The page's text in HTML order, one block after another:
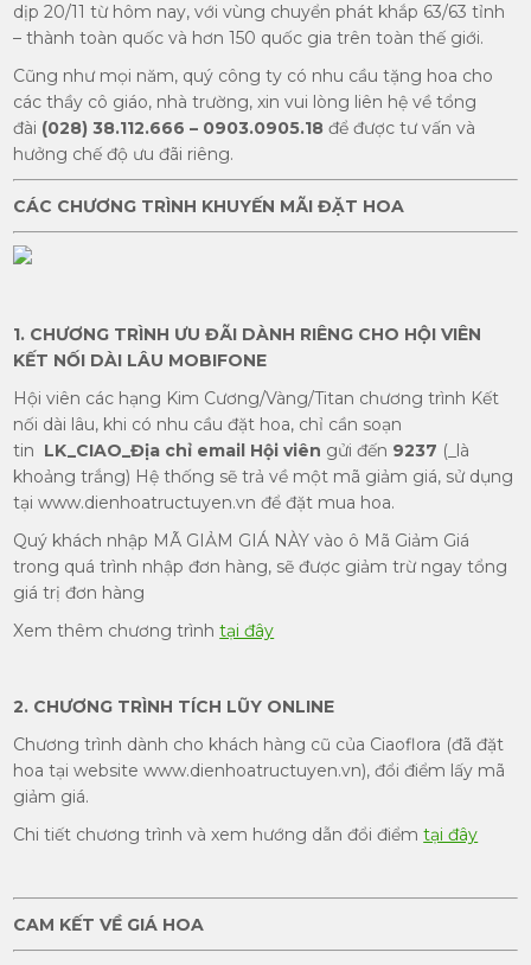
dịp 20/11 từ hôm nay, với vùng chuyển phát khắp 63/63 tỉnh
– thành toàn quốc và hơn 150 quốc gia trên toàn thế giới.
Cũng như mọi năm, quý công ty có nhu cầu tặng hoa cho
các thầy cô giáo, nhà trường, xin vui lòng liên hệ về tổng
đài (028) 38.112.666 – 0903.0905.18để được tư vấn và
hưởng chế độ ưu đãi riêng.
CÁC CHƯƠNG TRÌNH KHUYẾN MÃI ĐẶT HOA
1. CHƯƠNG TRÌNH ƯU ĐÃI DÀNH RIÊNG CHO HỘI VIÊN
KẾT NỐI DÀI LÂU MOBIFONE
Hội viên các hạng Kim Cương/Vàng/Titan chương trình Kết
nối dài lâu, khi có nhu cầu đặt hoa, chỉ cần soạn
tin LK_CIAO_Địa chỉ email Hội viên gửi đến 9237 (_là
khoảng trắng) Hệ thống sẽ trả về một mã giảm giá, sử dụng
tại www.dienhoatructuyen.vn để đặt mua hoa.
Quý khách nhập MÃ GIẢM GIÁ NÀY vào ô Mã Giảm Giá
trong quá trình nhập đơn hàng, sẽ được giảm trừ ngay tổng
giá trị đơn hàng
Xem thêm chương trìnhtại đây
2. CHƯƠNG TRÌNH TÍCH LŨY ONLINE
Chương trình dành cho khách hàng cũ của Ciaoflora (đã đặt
hoa tại website www.dienhoatructuyen.vn), đổi điểm lấy mã
giảm giá.
Chi tiết chương trình và xem hướng dẫn đổi điểmtại đây
CAM KẾT VỀ GIÁ HOA